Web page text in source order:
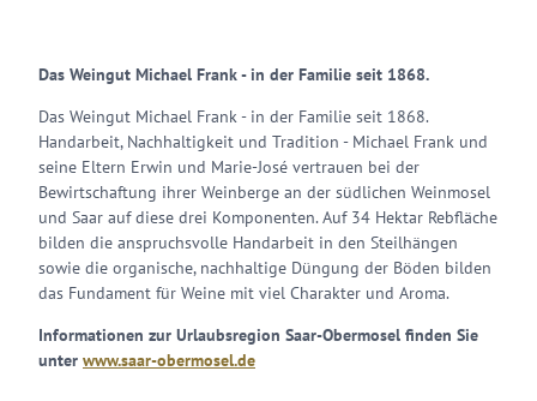
Das Weingut Michael Frank - in der Familie seit 1868.
Das Weingut Michael Frank - in der Familie seit 1868.
Handarbeit, Nachhaltigkeit und Tradition - Michael Frank und
seine Eltern Erwin und Marie-José vertrauen bei der
Bewirtschaftung ihrer Weinberge an der südlichen Weinmosel
und Saar auf diese drei Komponenten. Auf 34 Hektar Rebfläche
bilden die anspruchsvolle Handarbeit in den Steilhängen
sowie die organische, nachhaltige Düngung der Böden bilden
das Fundament für Weine mit viel Charakter und Aroma.
Informationen zur Urlaubsregion Saar-Obermosel finden Sie
unter www.saar-obermosel.de